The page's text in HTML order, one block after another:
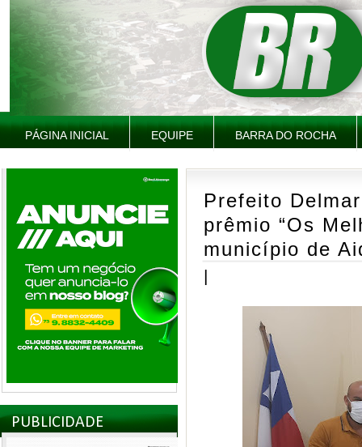
PÁGINA INICIAL EQUIPE BARRA DO ROCHA
PUBLICIDADE
Prefeito
prêmio “Os
município de
|